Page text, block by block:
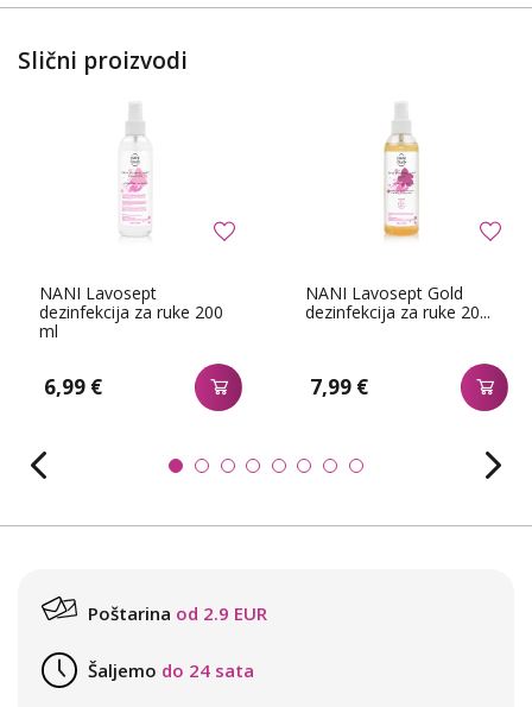
Slični proizvodi
NANI Lavosept
dezinfekcija za ruke 200
ml
6,99 €
NANI Lavosept Gold
dezinfekcija za ruke 20...
7,99 €
Poštarina od 2.9 EUR
Šaljemo do 24 sata